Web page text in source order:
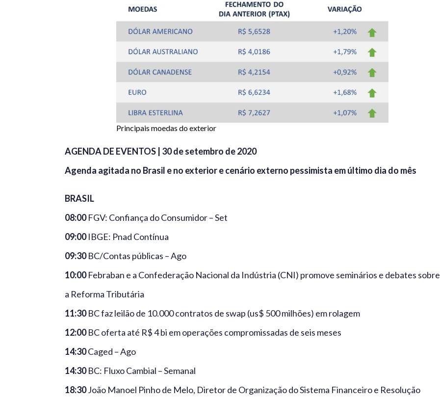
Principais moedas do exterior
AGENDA DE EVENTOS | 30 de setembro de 2020
Agenda agitada no Brasil e no exterior e cenário externo pessimista em último dia do mês
BRASIL
08:00FGV: Confiança do Consumidor – Set
09:00IBGE: Pnad Contínua
09:30BC/Contas públicas – Ago
10:00Febraban e a Confederação Nacional da Indústria (CNI) promove seminários e debates sobre
a Reforma Tributária
11:30BC faz leilão de 10.000 contratos de swap (us$ 500 milhões) em rolagem
12:00BC oferta até R$ 4 bi em operações compromissadas de seis meses
14:30Caged – Ago
14:30BC: Fluxo Cambial – Semanal
18:30João Manoel Pinho de Melo, Diretor de Organização do Sistema Financeiro e Resolução